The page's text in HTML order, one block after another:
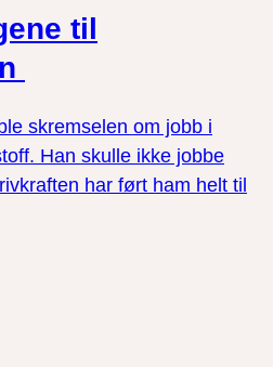
til
skremselen om jobb i
Han skulle ikke jobbe
har ført ham helt til